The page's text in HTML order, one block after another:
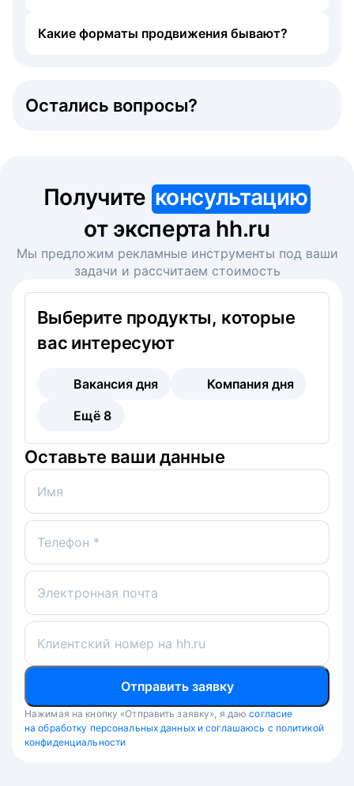
Какие форматы продвижения бывают?
Остались вопросы?
Получите консультацию
от эксперта hh.ru
Мы предложим рекламные инструменты под ваши
задачи и рассчитаем стоимость
Выберите продукты, которые
вас интересуют
Вакансия дня
Компания дня
Ещё 8
Оставьте ваши данные
Имя
Телефон *
Электронная почта
Клиентский номер на hh.ru
Отправить заявку
Нажимая на кнопку «Отправить заявку», я даю согласие
на обработку персональных данных и соглашаюсь с политикой
конфиденциальности